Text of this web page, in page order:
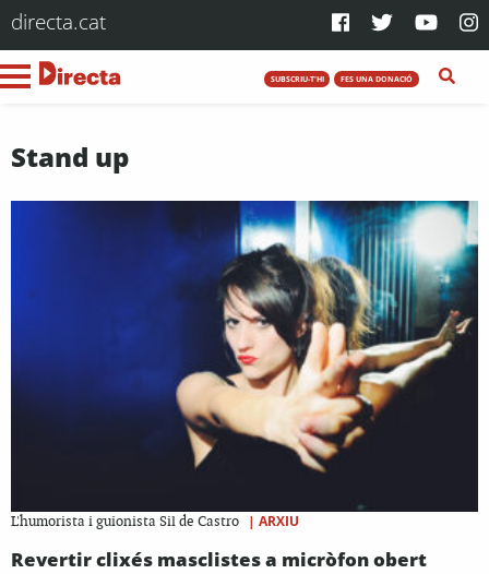
directa.cat
SUBSCRIU-T'HI FES UNA DONACIÓ
Stand up
L'humorista i guionista Sil de Castro | ARXIU
Revertir clixés masclistes a micròfon obert